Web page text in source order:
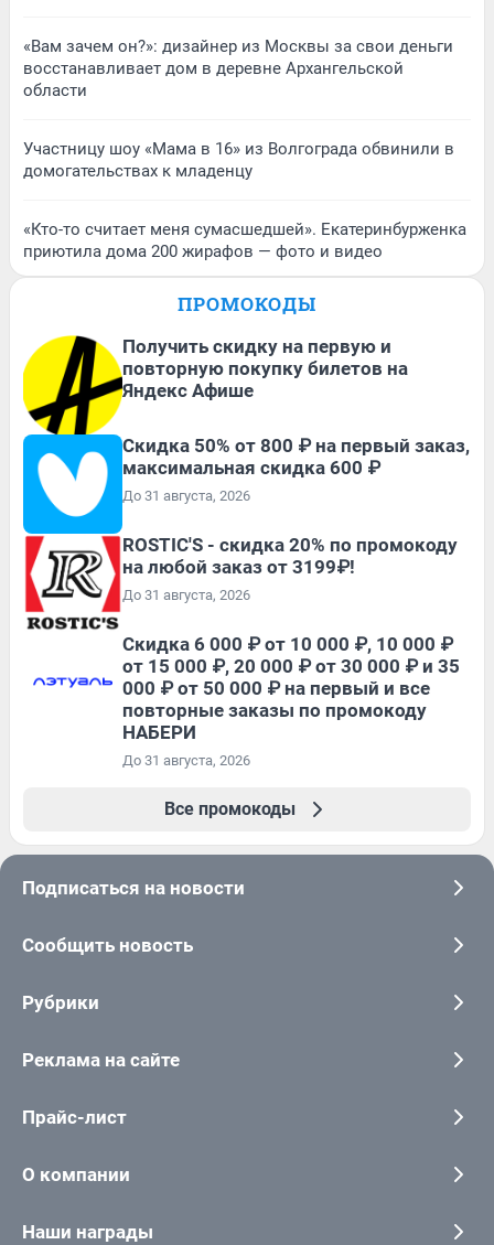
«Вам зачем он?»: дизайнер из Москвы за свои деньги
восстанавливает дом в деревне Архангельской
области
Участницу шоу «Мама в 16» из Волгограда обвинили в
домогательствах к младенцу
«Кто-то считает меня сумасшедшей». Екатеринбурженка
приютила дома 200 жирафов — фото и видео
ПРОМОКОДЫ
Получить скидку на первую и
повторную покупку билетов на
Яндекс Афише
Скидка 50% от 800 ₽ на первый заказ,
максимальная скидка 600 ₽
До 31 августа, 2026
ROSTIC'S - скидка 20% по промокоду
на любой заказ от 3199₽!
До 31 августа, 2026
Скидка 6 000 ₽ от 10 000 ₽, 10 000 ₽
от 15 000 ₽, 20 000 ₽ от 30 000 ₽ и 35
000 ₽ от 50 000 ₽ на первый и все
повторные заказы по промокоду
НАБЕРИ
До 31 августа, 2026
Все промокоды
Подписаться на новости
Сообщить новость
Рубрики
Реклама на сайте
Прайс-лист
О компании
Наши награды